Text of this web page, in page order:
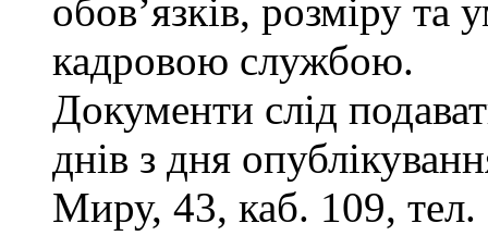
обов’язків, розміру та
кадровою службою.
Документи слід
днів з дня
Миру, 43, каб. 109,